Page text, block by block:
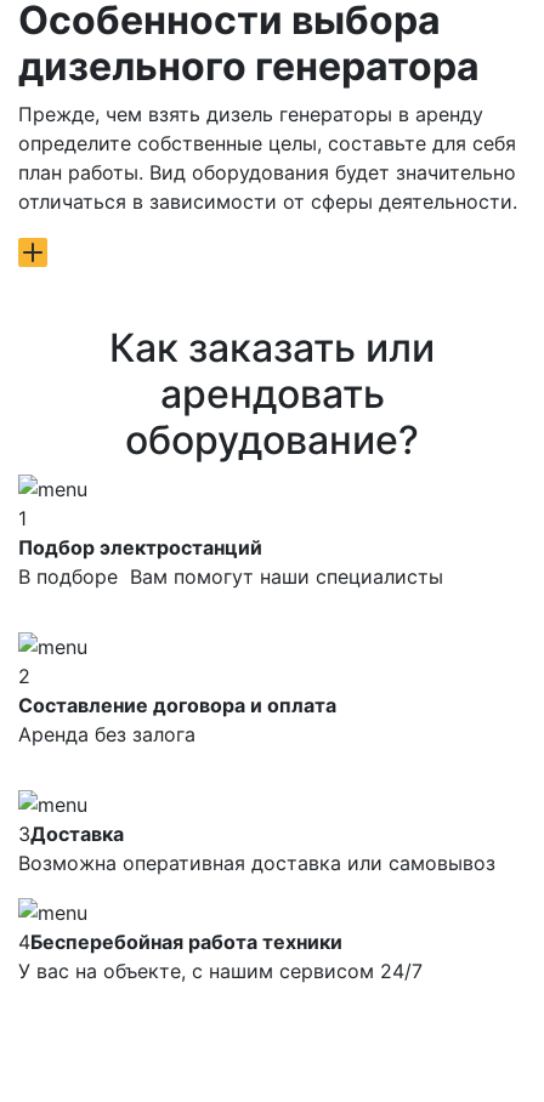
Особенности выбора
дизельного генератора
Прежде, чем взять дизель генераторы в аренду
определите собственные целы, составьте для себя
план работы. Вид оборудования будет значительно
отличаться в зависимости от сферы деятельности.
Как заказать или
арендовать
оборудование?
1
Подбор электростанций
В подборе Вам помогут наши специалисты
2
Составление договора и оплата
Аренда без залога
3Доставка
Возможна оперативная доставка или самовывоз
4Бесперебойная работа техники
У вас на объекте, с нашим сервисом 24/7